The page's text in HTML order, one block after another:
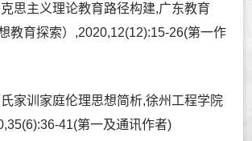
思主义理论教育路径构建,广东教育
教育探索）,2020,12(12):15-26(第一作
家训家庭伦理思想简析,徐州工程学院
41(第一及通讯作者)